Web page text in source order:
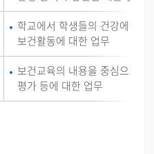
학교에서 학생들의 건강에 관
보건활동에 대한 업무
보건교육의 내용을 중심으로
평가 등에 대한 업무